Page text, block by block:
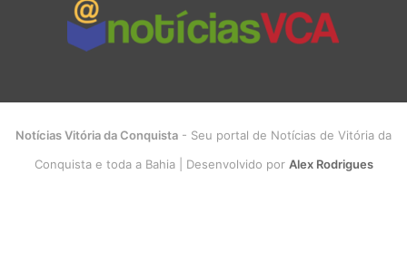
Notícias Vitória da Conquista - Seu portal de Notícias de Vitória da
Conquista e toda a Bahia | Desenvolvido por Alex Rodrigues